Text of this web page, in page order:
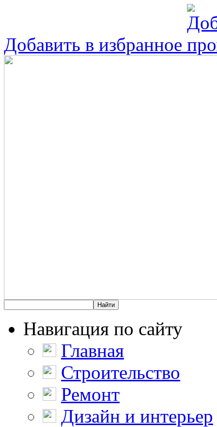
Добавить в избранное
Навигация по сайту
Главная
Строительство
Ремонт
Дизайн и интерьер